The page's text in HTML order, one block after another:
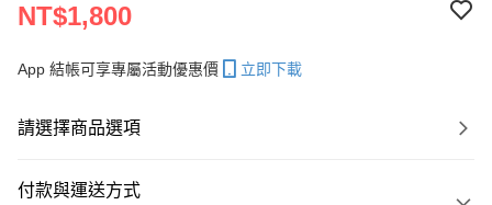
NT$1,800
App 結帳可享專屬活動優惠價 立即下載
請選擇商品選項
付款與運送方式